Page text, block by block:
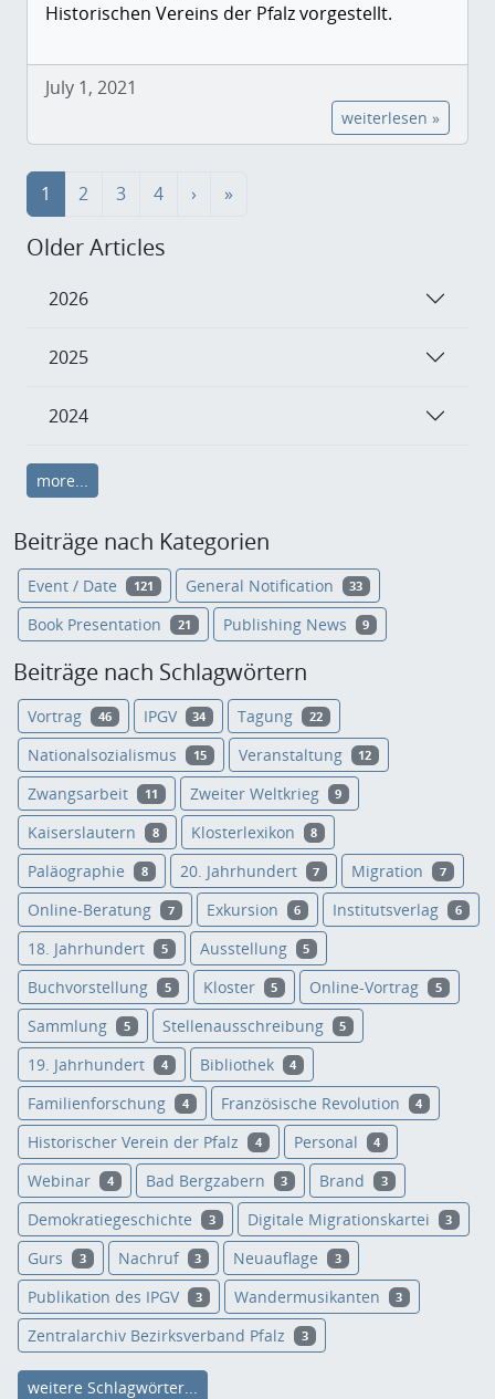
Historischen Vereins der Pfalz vorgestellt.
July 1, 2021
weiterlesen »
1 2 3 4 › »
Older Articles
2026
2025
2024
more...
Beiträge nach Kategorien
Event / Date 121 General Notification 33
Book Presentation 21 Publishing News 9
Beiträge nach Schlagwörtern
Vortrag 46 IPGV 34 Tagung 22
Nationalsozialismus 15 Veranstaltung 12
Zwangsarbeit 11 Zweiter Weltkrieg 9
Kaiserslautern 8 Klosterlexikon 8
Paläographie 8 20. Jahrhundert 7 Migration 7
Online-Beratung 7 Exkursion 6 Institutsverlag 6
18. Jahrhundert 5 Ausstellung 5
Buchvorstellung 5 Kloster 5 Online-Vortrag 5
Sammlung 5 Stellenausschreibung 5
19. Jahrhundert 4 Bibliothek 4
Familienforschung 4 Französische Revolution 4
Historischer Verein der Pfalz 4 Personal 4
Webinar 4 Bad Bergzabern 3 Brand 3
Demokratiegeschichte 3 Digitale Migrationskartei 3
Gurs 3 Nachruf 3 Neuauflage 3
Publikation des IPGV 3 Wandermusikanten 3
Zentralarchiv Bezirksverband Pfalz 3
weitere Schlagwörter...